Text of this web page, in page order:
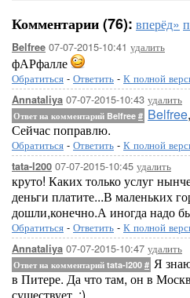
Комментарии (76): вперёд»
Belfree 07-07-2015-10:41 удалить
фАРфалле
Обратиться - Ответить - К полной
Annataliya 07-07-2015-10:43 удалить
Ответ на комментарий Belfree # Belfree
Сейчас поправлю.
Обратиться - Ответить - К полной
tata-l200 07-07-2015-10:45 удалить
круто! Каких только услуг
деньги платите...В маленьких
дошли,конечно.А иногда надо
Обратиться - Ответить - К полной
Annataliya 07-07-2015-10:47 удалить
Ответ на комментарий tata-l200 # Я
в Питере. Да что там, он в